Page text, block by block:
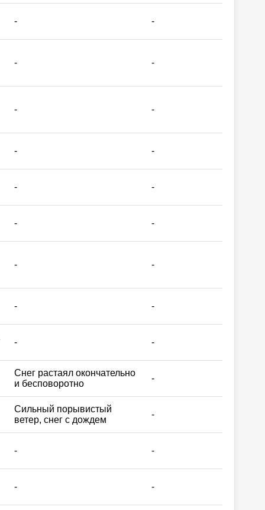
- -
- -
- -
- -
- -
- -
- -
- -
- -
Снег растаял окончательно
и бесповоротно
-
Сильный порывистый
ветер, снег с дождем
-
- -
- -